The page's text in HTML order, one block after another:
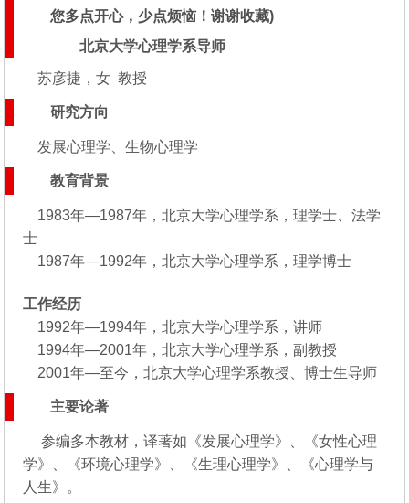
您多点开心，少点烦恼！谢谢收藏)
北京大学心理学系导师
苏彦捷，女 教授
研究方向
发展心理学、生物心理学
教育背景
1983年—1987年，北京大学心理学系，理学士、法学
士
1987年—1992年，北京大学心理学系，理学博士
工作经历
1992年—1994年，北京大学心理学系，讲师
1994年—2001年，北京大学心理学系，副教授
2001年—至今，北京大学心理学系教授、博士生导师
主要论著
参编多本教材，译著如《发展心理学》、《女性心理
学》、《环境心理学》、《生理心理学》、《心理学与
人生》。